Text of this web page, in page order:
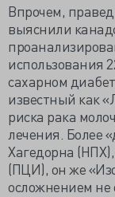
Впрочем,
выяснили
использования
сахарном
известный как
риска рака
лечения. Более
Хагедорна
(ПЦИ), он же
осложнением не